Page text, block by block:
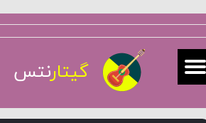
حساب کاربری من
تغییر گذر واژه
گیتارنتس